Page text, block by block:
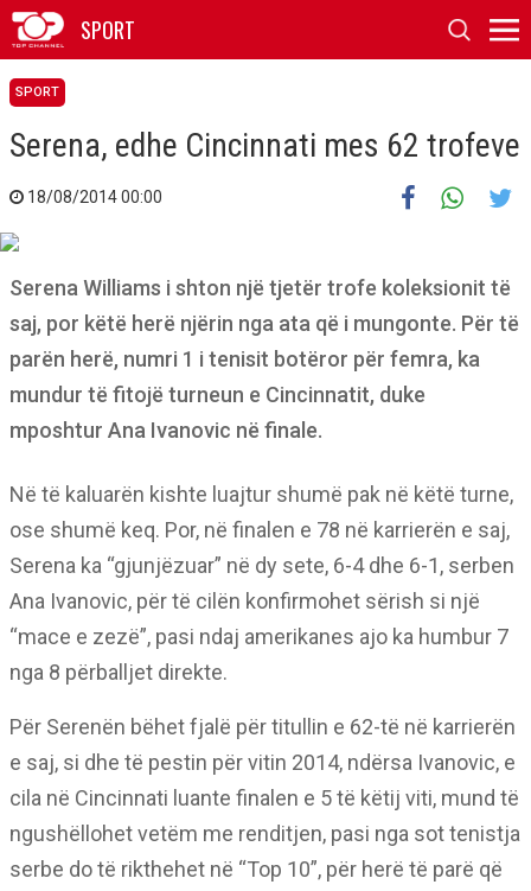
SPORT
SPORT
Serena, edhe Cincinnati mes 62 trofeve
18/08/2014 00:00
Serena Williams i shton një tjetër trofe koleksionit të
saj, por këtë herë njërin nga ata që i mungonte. Për të
parën herë, numri 1 i tenisit botëror për femra, ka
mundur të fitojë turneun e Cincinnatit, duke
mposhtur Ana Ivanovic në finale.
Në të kaluarën kishte luajtur shumë pak në këtë turne,
ose shumë keq. Por, në finalen e 78 në karrierën e saj,
Serena ka “gjunjëzuar” në dy sete, 6-4 dhe 6-1, serben
Ana Ivanovic, për të cilën konfirmohet sërish si një
“mace e zezë”, pasi ndaj amerikanes ajo ka humbur 7
nga 8 përballjet direkte.
Për Serenën bëhet fjalë për titullin e 62-të në karrierën
e saj, si dhe të pestin për vitin 2014, ndërsa Ivanovic, e
cila në Cincinnati luante finalen e 5 të këtij viti, mund të
ngushëllohet vetëm me renditjen, pasi nga sot tenistja
serbe do të rikthehet në “Top 10”, për herë të parë që